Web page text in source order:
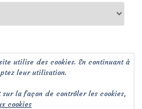
utilise des cookies. En continuant à
leur utilisation.
sur la façon de contrôler les cookies,
cookies